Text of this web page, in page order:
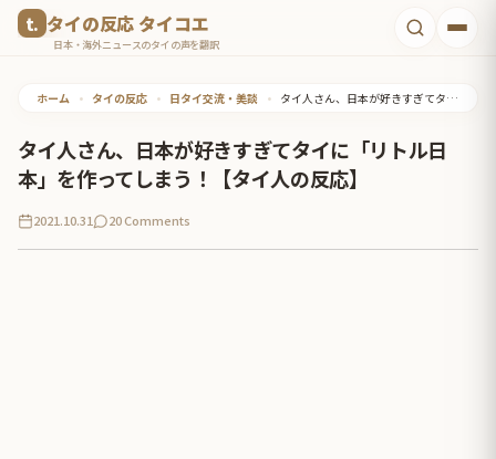
タイの反応 タイコエ
日本・海外ニュースのタイの声を翻訳
ホーム • タイの反応 • 日タイ交流・美談 • タイ人さん、日本が好きすぎてタイに「リトル日本」を作ってしまう！【タイ人の反応】
タイ人さん、日本が好きすぎてタイに「リトル日
本」を作ってしまう！【タイ人の反応】
2021.10.31 20 Comments